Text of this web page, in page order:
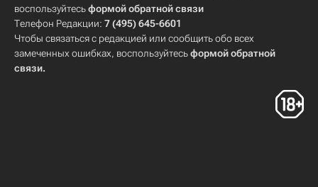
воспользуйтесьформой обратной связи
Телефон Редакции: 7 (495) 645-6601
Чтобы связаться с редакцией или сообщить обо всех
замеченных ошибках, воспользуйтесьформой обратной
связи.